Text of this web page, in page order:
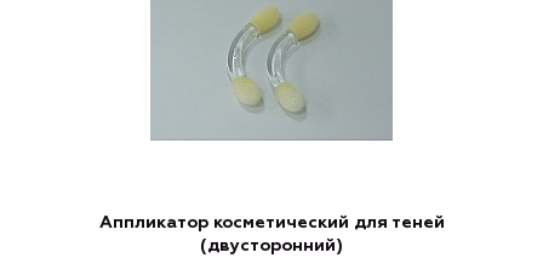
Аппликатор косметический для теней
(двусторонний)